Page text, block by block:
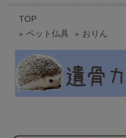
TOP
> ペット仏具 > おりん